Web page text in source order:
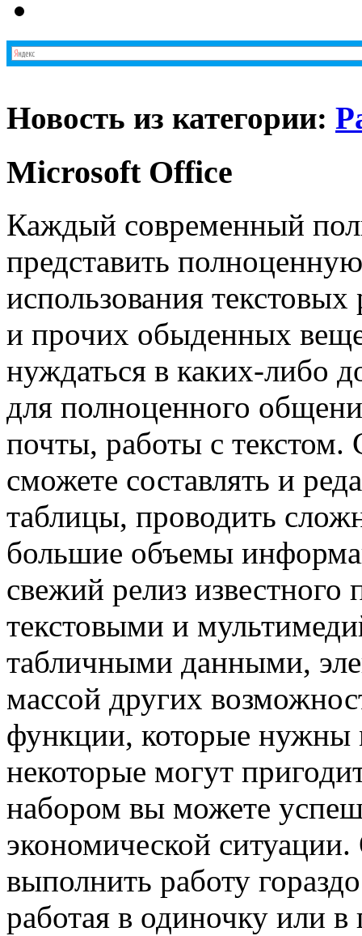
Новость из категории:
Microsoft Office
Каждый современный
представить
использования
и прочих обыденных
нуждаться в каких-либо
для полноценного
почты, работы с
сможете составлять и
таблицы, проводить
большие объемы
свежий релиз
текстовыми и
табличными данными,
массой других
функции, которые нужны
некоторые могут
набором вы можете
экономической
выполнить работу
работая в одиночку или